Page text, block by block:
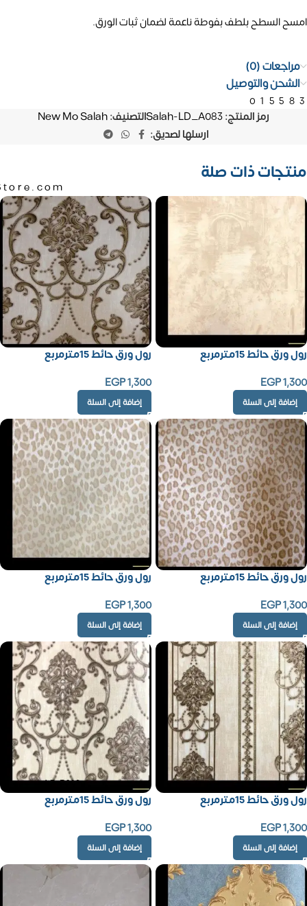
امسح السطح بلطف بفوطة ناعمة لضمان ثبات الورق.
مراجعات (0)
الشحن والتوصيل
رمز المنتج:Salah-LD_A083التصنيف:New Mo Salah
ارسلها لصديق:
منتجات ذات صلة
رول ورق حائط 15مترمربع
EGP1,300
إضافة إلى السلة
رول ورق حائط 15مترمربع
EGP1,300
إضافة إلى السلة
رول ورق حائط 15مترمربع
EGP1,300
إضافة إلى السلة
رول ورق حائط 15مترمربع
EGP1,300
إضافة إلى السلة
رول ورق حائط 15مترمربع
EGP1,300
إضافة إلى السلة
رول ورق حائط 15مترمربع
EGP1,300
إضافة إلى السلة